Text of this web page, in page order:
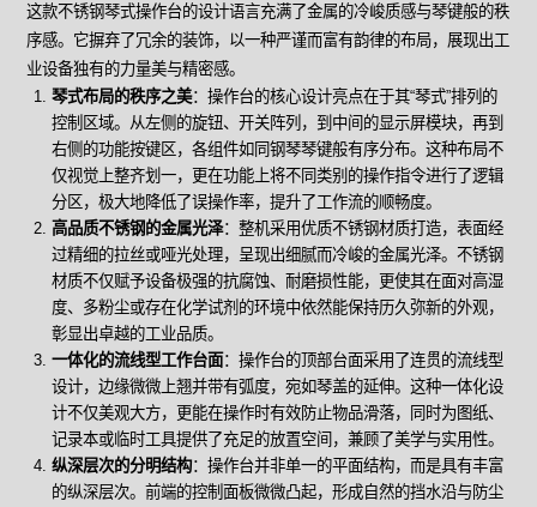
这款不锈钢琴式操作台的设计语言充满了金属的冷峻质感与琴键般的秩
序感。它摒弃了冗余的装饰，以一种严谨而富有韵律的布局，展现出工
业设备独有的力量美与精密感。
琴式布局的秩序之美：操作台的核心设计亮点在于其“琴式”排列的
控制区域。从左侧的旋钮、开关阵列，到中间的显示屏模块，再到
右侧的功能按键区，各组件如同钢琴琴键般有序分布。这种布局不
仅视觉上整齐划一，更在功能上将不同类别的操作指令进行了逻辑
分区，极大地降低了误操作率，提升了工作流的顺畅度。
高品质不锈钢的金属光泽：整机采用优质不锈钢材质打造，表面经
过精细的拉丝或哑光处理，呈现出细腻而冷峻的金属光泽。不锈钢
材质不仅赋予设备极强的抗腐蚀、耐磨损性能，更使其在面对高湿
度、多粉尘或存在化学试剂的环境中依然能保持历久弥新的外观，
彰显出卓越的工业品质。
一体化的流线型工作台面：操作台的顶部台面采用了连贯的流线型
设计，边缘微微上翘并带有弧度，宛如琴盖的延伸。这种一体化设
计不仅美观大方，更能在操作时有效防止物品滑落，同时为图纸、
记录本或临时工具提供了充足的放置空间，兼顾了美学与实用性。
纵深层次的分明结构：操作台并非单一的平面结构，而是具有丰富
的纵深层次。前端的控制面板微微凸起，形成自然的挡水沿与防尘